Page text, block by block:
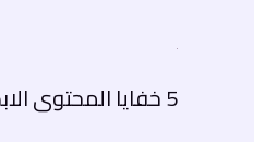
5 خفايا المحتوى الابداعي: مفتاح بناء هوية العلامات التجارية